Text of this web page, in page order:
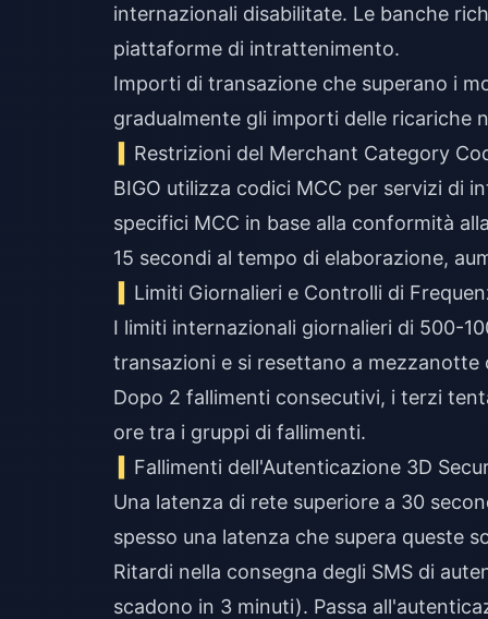
internazionali disabilitate. Le banche
piattaforme di intrattenimento.
Importi di transazione che superano i
gradualmente gli importi delle ricariche
Restrizioni del Merchant Category
BIGO utilizza codici MCC per servizi di
specifici MCC in base alla conformità
15 secondi al tempo di elaborazione,
Limiti Giornalieri e Controlli di
I limiti internazionali giornalieri di 500-
transazioni e si resettano a mezzanotte
Dopo 2 fallimenti consecutivi, i terzi
ore tra i gruppi di fallimenti.
Fallimenti dell'Autenticazione 3D
Una latenza di rete superiore a 30
spesso una latenza che supera queste
Ritardi nella consegna degli SMS di
scadono in 3 minuti). Passa